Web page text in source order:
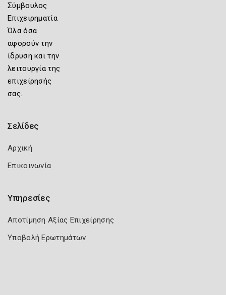
Σύμβουλος
Επιχειρηματία
Όλα όσα
αφορούν την
ίδρυση και την
λειτουργία της
επιχείρησής
σας.
Σελίδες
Αρχική
Επικοινωνία
Υπηρεσίες
Αποτίμηση Αξίας Επιχείρησης
Υποβολή Ερωτημάτων